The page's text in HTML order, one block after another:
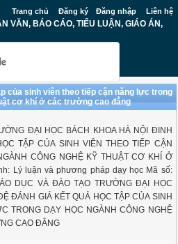
Trang chủ Đăng ký Đăng nhập Liên hệ
VĂN, BÁO CÁO, TIỂU LUẬN, GIÁO ÁN,
của sinh viên theo tiếp cận năng lực trong
cơ khí ở các trường cao đẳng
ĐẠI HỌC BÁCH KHOA HÀ NỘI ĐINH
TẬP CỦA SINH VIÊN THEO TIẾP CẬN
CÔNG NGHỆ KỸ THUẬT CƠ KHÍ Ở
Lý luận và phương pháp dạy học Mã số:
DỤC VÀ ĐÀO TẠO TRƯỜNG ĐẠI HỌC
ĐÁNH GIÁ KẾT QUẢ HỌC TẬP CỦA SINH
TRONG DẠY HỌC NGÀNH CÔNG NGHỆ
CAO ĐẲNG